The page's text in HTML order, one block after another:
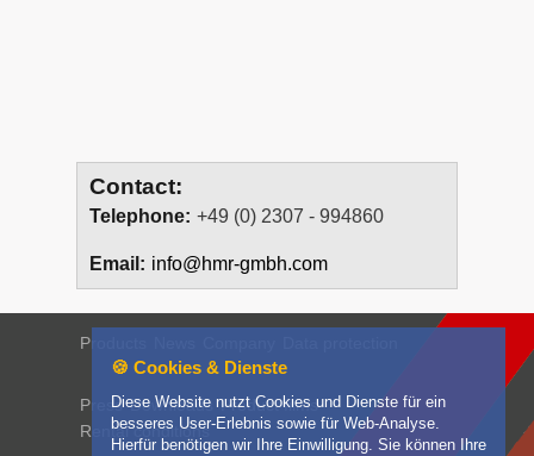
Contact:
Telephone: +49 (0) 2307 - 994860
Email: info@hmr-gmbh.com
Products
Press Downloads Product films
Rental conditions
🍪 Cookies & Dienste
Diese Website nutzt Cookies und Dienste für ein
besseres User-Erlebnis sowie für Web-Analyse.
Hierfür benötigen wir Ihre Einwilligung. Sie können Ihre